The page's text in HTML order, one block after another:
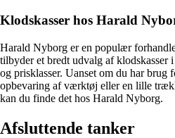
Klodskasser hos Harald
Harald Nyborg er en populær
tilbyder et bredt udvalg af klodskasser
og prisklasser. Uanset om du har brug
opbevaring af værktøj eller en lille
kan du finde det hos Harald Nyborg.
Afsluttende tanker